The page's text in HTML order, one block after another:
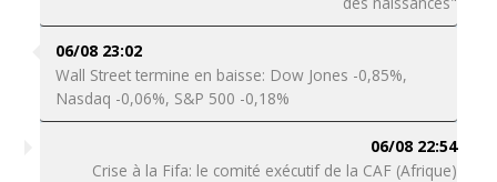
06/08 23:02
Wall Street termine en baisse: Dow Jones -0,85%,
Nasdaq -0,06%, S&P 500 -0,18%
06/08 22:54
Crise à la Fifa: le comité exécutif de la CAF (Afrique)